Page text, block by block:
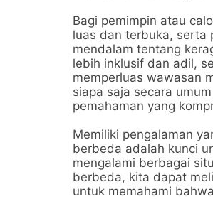
Bagi pemimpin atau
luas dan terbuka, serta
mendalam tentang
lebih inklusif dan adil,
memperluas wawasan
siapa saja secara
pemahaman yang
Memiliki pengalaman
berbeda adalah kunci
mengalami berbagai
berbeda, kita dapat
untuk memahami